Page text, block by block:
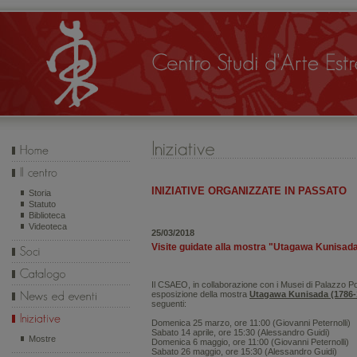
Storia
Statuto
Biblioteca
Videoteca
Mostre
INIZIATIVE ORGANIZZATE IN PASSATO
25/03/2018
Visite guidate alla mostra "Utagawa
Il CSAEO, in collaborazione con i Musei di Palazzo
esposizione della mostra Utagawa Kunisada (1786-
seguenti:
Domenica 25 marzo, ore 11:00 (Giovanni Peternolli)
Sabato 14 aprile, ore 15:30 (Alessandro Guidi)
Domenica 6 maggio, ore 11:00 (Giovanni Peternolli)
Sabato 26 maggio, ore 15:30 (Alessandro Guidi)